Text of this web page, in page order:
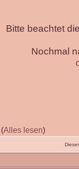
Bitte beachtet
Nochmal
(Alles lesen)